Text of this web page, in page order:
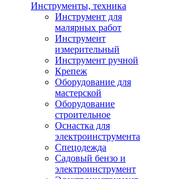
Инструменты, техника
Инструмент для
малярных работ
Инструмент
измерительный
Инструмент ручной
Крепеж
Оборудование для
мастерской
Оборудование
строительное
Оснастка для
электроинструмента
Спецодежда
Садовый бензо и
электроинструмент